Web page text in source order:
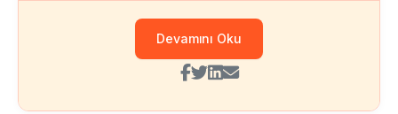
Devamını Oku